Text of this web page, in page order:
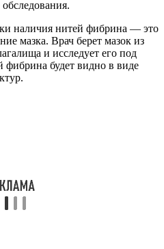
наличия нитей фибрина — это
мазка. Врач берет мазок из
и исследует его под
будет видно в виде